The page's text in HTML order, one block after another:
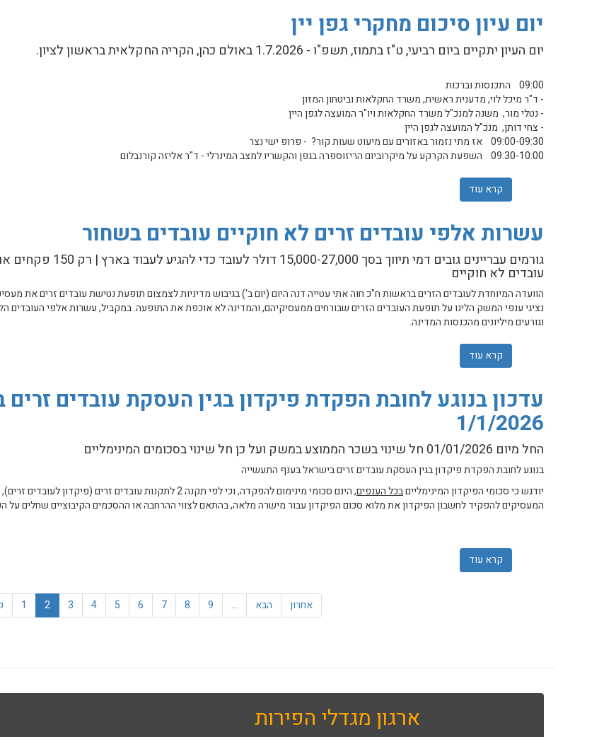
יום עיון סיכום מחקרי גפן יין
יום העיון יתקיים ביום רביעי, ט"ז בתמוז, תשפ"ו - 1.7.2026 באולם כהן, הקריה החקלאית בראשון לציון.
09:00 התכנסות וברכות
- ד"ר מיכל לוי, מדענית ראשית, משרד החקלאות וביטחון המזון
- נטלי מור, משנה למנכ"ל משרד החקלאות ויו"ר המועצה לגפן היין
- צחי דותן, מנכ"ל המועצה לגפן היין
09:00-09:30 אז מתי נזמור באזורים עם מיעוט שעות קור? - פרופ ישי נצר
09:30-10:00 השפעת הקרקע על מיקרוביום הריזוספרה בגפן והקשריו למצב המינרלי - ד"ר אליזה קורנבלום
קרא עוד
עשרות אלפי עובדים זרים לא חוקיים עובדים בשחור
עובדים לא חוקיים
הוועדה המיוחדת לעובדים הזרים בראשות ח"כ חוה אתי עטייה דנה היום (יום ב') בגיבוש מדיניות לצמצום תופעת נטישת עובדים זרים את
נציגי ענפי המשק הלינו על תופעת העובדים הזרים שבורחים ממעסיקיהם, והמדינה לא אוכפת את התופעה. במקביל, עשרות אלפי העובדים
וגורעים מיליונים מהכנסות המדינה.
קרא עוד
עדכון בנוגע לחובת הפקדת פיקדון בגין העסקת עובדים
1/1/2026
החל מיום 01/01/2026 חל שינוי בשכר הממוצע במשק ועל כן חל שינוי בסכומים המינימליים
בנוגע לחובת הפקדת פיקדון בגין העסקת עובדים זרים בישראל בענף התעשייה
יודגש כי סכומי הפיקדון המינימלייםבכל הענפים
המעסיקים להפקיד לחשבון הפיקדון את מלוא סכום הפיקדון עבור מישרה מלאה, בהתאם לצווי ההרחבה או ההסכמים הקיבוציים שחלים על
קרא עוד
1 2 3 4 5 6 7 8 9 … הבא אחרון
ארגון מגדלי הפירות